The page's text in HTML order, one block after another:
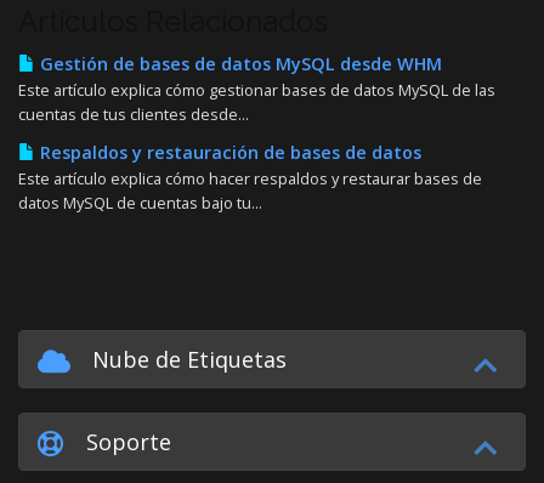
Gestión de bases de datos MySQL desde WHM
Este artículo explica cómo gestionar bases de datos MySQL de las
cuentas de tus clientes desde...
Respaldos y restauración de bases de datos
Este artículo explica cómo hacer respaldos y restaurar bases de
datos MySQL de cuentas bajo tu...
Nube de Etiquetas
Soporte